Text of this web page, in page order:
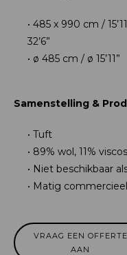
485 x 990 cm /
32’6”
ø 485 cm / ø 15’11”
Samenstelling &
Tuft
89% wol, 11%
Niet beschikbaar
Matig
VRAAG EEN OFFERTE
AAN